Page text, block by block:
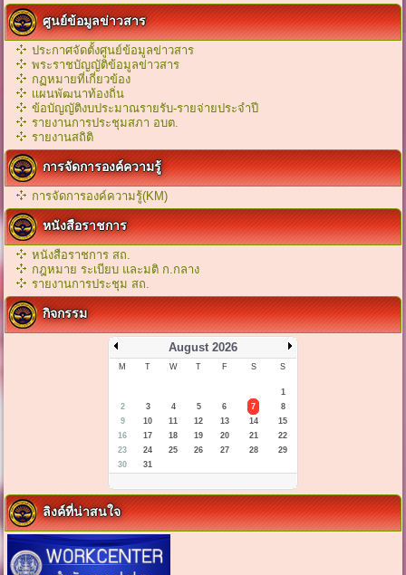
ศูนย์ข้อมูลข่าวสาร
ประกาศจัดตั้งศูนย์ข้อมูลข่าวสาร
พระราชบัญญัติข้อมูลข่าวสาร
กฏหมายที่เกี่ยวข้อง
เเผนพัฒนาท้องถิ่น
ข้อบัญญัติงบประมาณรายรับ-รายจ่ายประจำปี
รายงานการประชุมสภา อบต.
รายงานสถิติ
การจัดการองค์ความรู้
การจัดการองค์ความรู้(KM)
หนังสือราชการ
หนังสือราชการ สถ.
กฎหมาย ระเบียบ และมติ ก.กลาง
รายงานการประชุม สถ.
กิจกรรม
August 2026
M T W T F S S
1
2
3 4 5 6 7
8
9
10 11 12 13 14
15
16
17 18 19 20 21
22
23
24 25 26 27 28
29
30
31
ลิงค์ที่น่าสนใจ